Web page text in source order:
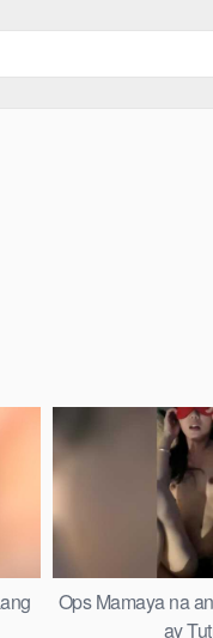
Ops Mamaya na
ay